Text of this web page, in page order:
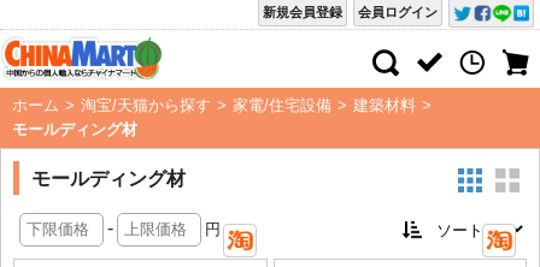
会員ログイン
新規会員登録
ホーム > 淘宝/天猫から探す > 家電/住宅設備 > 建築材料 >
モールディング材
モールディング材
- 円